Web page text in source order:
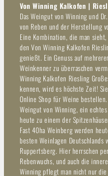
Von Winning Kalkofen |
Das Weingut von Winning und
von Reben und der Herstellung
Eine Kombination, die man
den Von Winning Kalkofen
genießt. Ein Genuss auf
Weinkenner zu überraschen
Winning Kalkofen Riesling
kennen, wird es höchste Zeit!
Online Shop für Weine
Weingut von Winning, ein
heute zu einem der
Fast 40ha Weinberg werden
besten Weinlagen Deutschlands
Ruppertsberg. Hier herrschen
Rebenwuchs, und auch die
Winning pflegt man nicht nur